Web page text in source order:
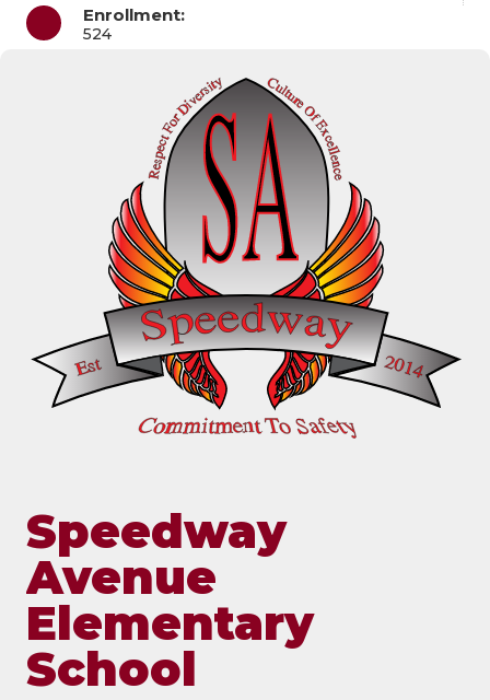
Enrollment:
524
Speedway
Avenue
Elementary
School